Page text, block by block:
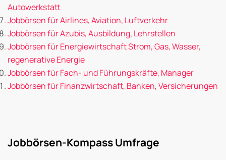
Autowerkstatt
Jobbörsen für Airlines, Aviation, Luftverkehr
Jobbörsen für Azubis, Ausbildung, Lehrstellen
Jobbörsen für Energiewirtschaft Strom, Gas, Wasser,
regenerative Energie
Jobbörsen für Fach- und Führungskräfte, Manager
Jobbörsen für Finanzwirtschaft, Banken, Versicherungen
Jobbörsen-Kompass Umfrage